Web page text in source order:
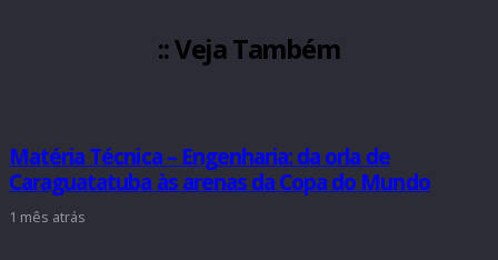
:: Veja Também
Matéria Técnica – Engenharia: da orla de
Caraguatatuba às arenas da Copa do Mundo
1 mês atrás